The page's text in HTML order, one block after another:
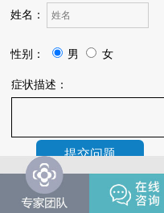
姓名：
性别： 男 女
症状描述：
温馨提示：
我院将于24小时
意来电。